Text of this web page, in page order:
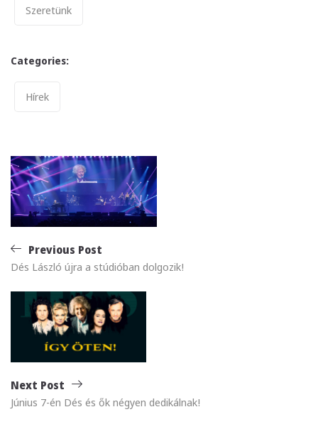
Szeretünk
Categories:
Hírek
Bejegyzés
navigáció
Previous Post
Dés László újra a stúdióban dolgozik!
Next Post
Június 7-én Dés és ők négyen dedikálnak!